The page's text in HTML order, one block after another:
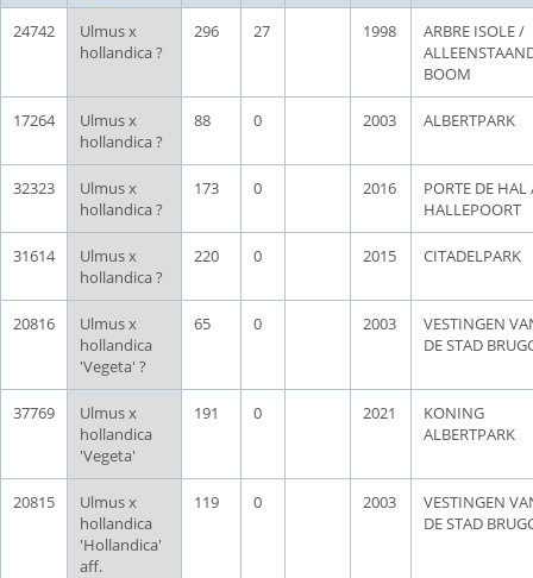
24742
Ulmus x
hollandica ?
296 27 1998
ARBRE ISOLE /
BOOM
17264
Ulmus x
hollandica ?
88 0 2003 ALBERTPARK
32323
Ulmus x
hollandica ?
173 0 2016
PORTE DE HAL
HALLEPOORT
31614
Ulmus x
hollandica ?
220 0 2015 CITADELPARK
20816
Ulmus x
hollandica
'Vegeta' ?
65 0 2003
VESTINGEN
DE STAD
37769
Ulmus x
hollandica
'Vegeta'
191 0 2021
KONING
ALBERTPARK
20815
Ulmus x
hollandica
'Hollandica'
aff.
119 0 2003
VESTINGEN
DE STAD